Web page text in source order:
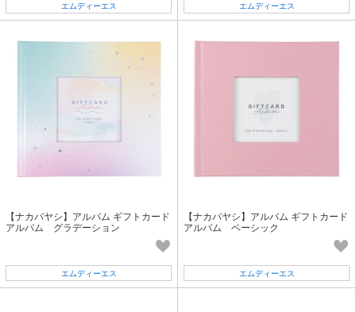
エムディーエス エムディーエス
【ナカバヤシ】アルバム ギフトカード
アルバム グラデーション
エムディーエス
【ナカバヤシ】アルバム ギフトカード
アルバム ベーシック
エムディーエス